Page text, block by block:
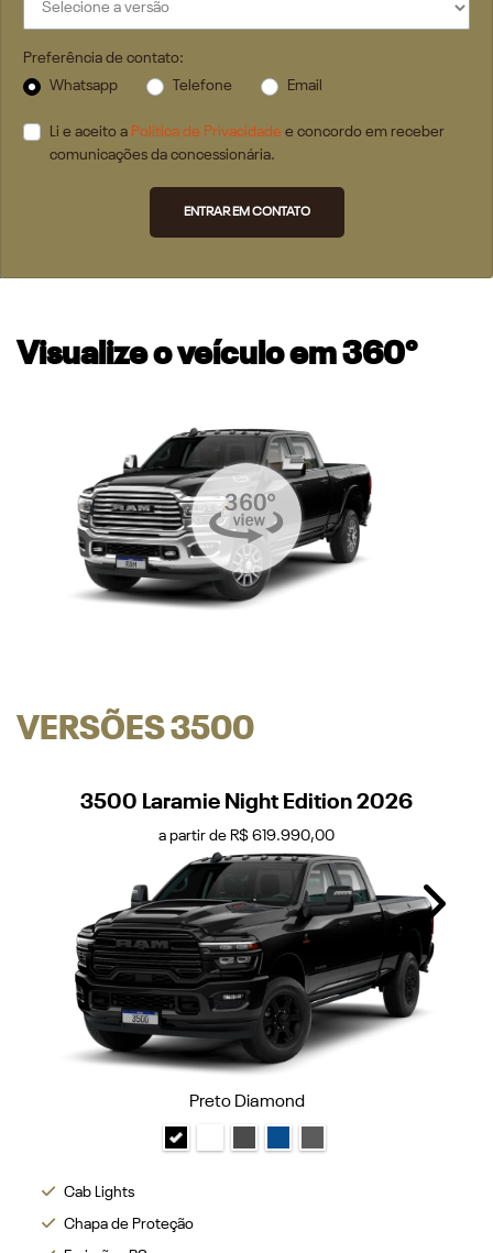
Preferência de contato:
Whatsapp
Telefone Email
Li e aceito a Política de Privacidade e concordo em receber
comunicações da concessionária.
ENTRAR EM CONTATO
Visualize o veículo em 360°
VERSÕES 3500
3500 Laramie Night Edition 2026
a partir de R$ 619.990,00
Preto Diamond
Cab Lights
Chapa de Proteção
Next